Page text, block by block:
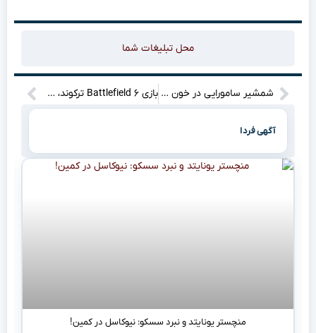
محل تبلیغات شما
شمشیر سامورایی در خون غرق شد: آیا Ninja Gaiden: Ragebound ارزش جان کندن دارد؟ بازی Battlefield ۶ ترکوند، ولی قبلش اشک گیمرها رو درآورد!
آگهی فردا
منچستر یونایتد و نبرد سسکو: نیوکاسل در کمین!